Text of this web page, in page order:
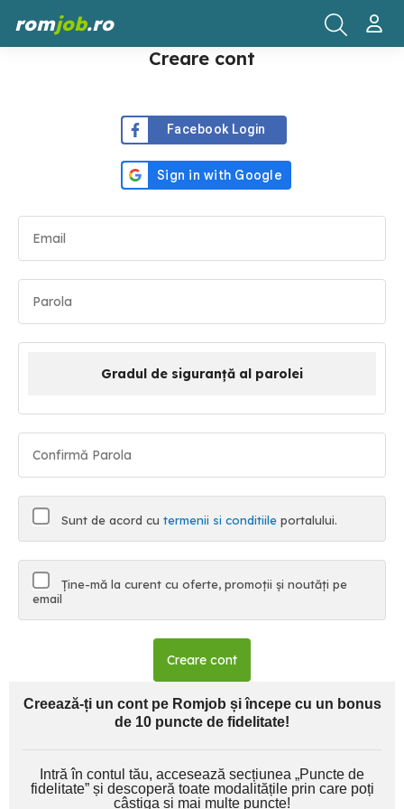
romjob.ro
Creare cont
Facebook Login
Gradul de siguranță al parolei
Sunt de acord cu termenii si conditiile portalului.
Ține-mă la curent cu oferte, promoții și noutăți pe
email
Creare cont
Creează-ți un cont pe Romjob și începe cu un bonus
de 10 puncte de fidelitate!
Intră în contul tău, accesează secțiunea „Puncte de
fidelitate” și descoperă toate modalitățile prin care poți
câștiga și mai multe puncte!